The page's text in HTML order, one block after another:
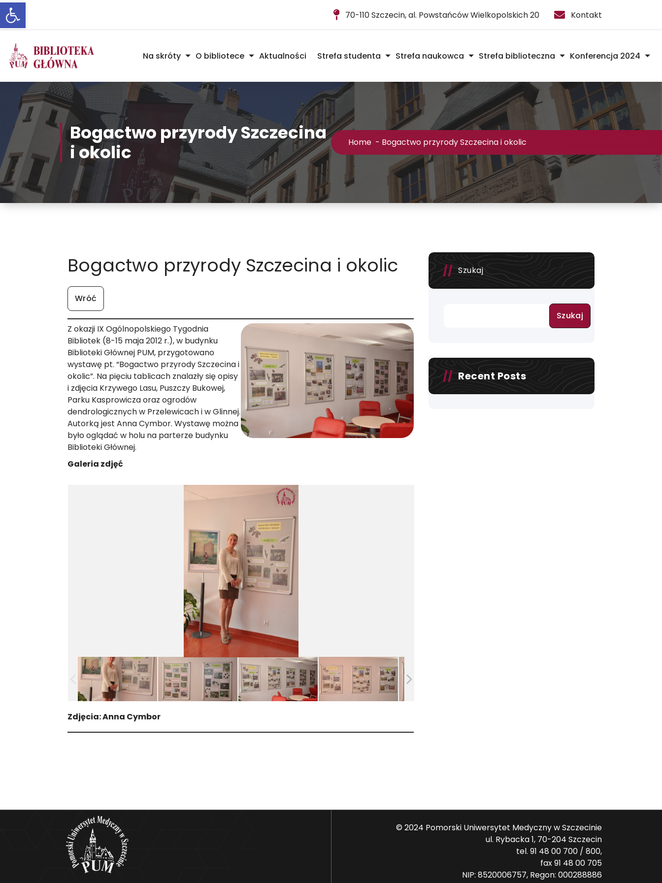
Otwórz pasek narzędzi
Skip
to
Content
70-110 Szczecin, al. Powstańców Wielkopolskich 20 Kontakt
Na skróty O bibliotece Aktualności Strefa studenta Strefa naukowca Strefa biblioteczna Konferencja 2024
Bogactwo przyrody Szczecina
i okolic
Home - Bogactwo przyrody Szczecina i okolic
Bogactwo przyrody Szczecina i okolic
Wróć
Z okazji IX Ogólnopolskiego Tygodnia
Bibliotek (8-15 maja 2012 r.), w budynku
Biblioteki Głównej PUM, przygotowano
wystawę pt. “Bogactwo przyrody Szczecina i
okolic”. Na pięciu tablicach znalazły się opisy
i zdjęcia Krzywego Lasu, Puszczy Bukowej,
Parku Kasprowicza oraz ogrodów
dendrologicznych w Przelewicach i w Glinnej.
Autorką jest Anna Cymbor. Wystawę można
było oglądać w holu na parterze budynku
Biblioteki Głównej.
Galeria zdjęć
Zdjęcia: Anna Cymbor
Szukaj
Szukaj
Recent Posts
© 2024 Pomorski Uniwersytet Medyczny w Szczecinie
ul. Rybacka 1, 70-204 Szczecin
tel. 91 48 00 700 / 800,
fax 91 48 00 705
NIP: 8520006757, Regon: 000288886